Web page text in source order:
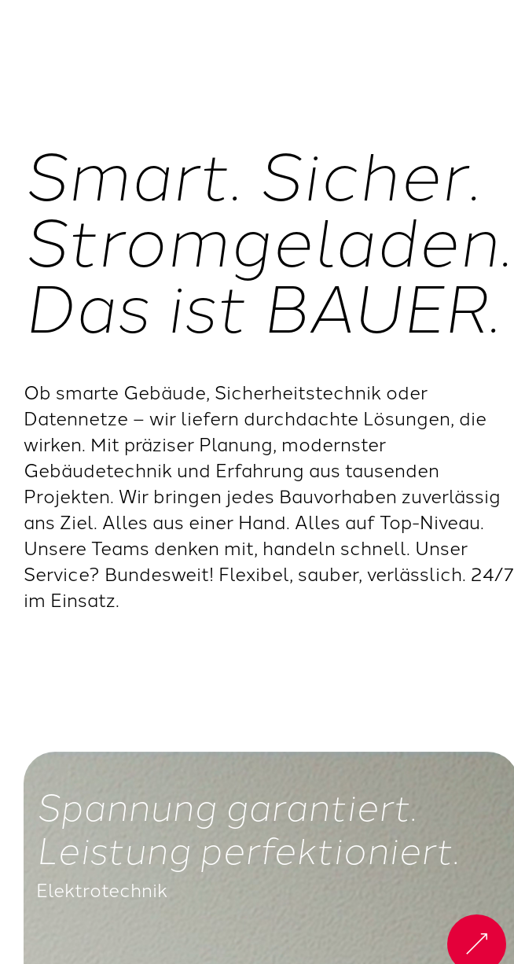
Smart. Sicher.
Stromgeladen.
Das ist BAUER.
Ob smarte Gebäude, Sicherheitstechnik oder
Datennetze – wir liefern durchdachte Lösungen, die
wirken. Mit präziser Planung, modernster
Gebäudetechnik und Erfahrung aus tausenden
Projekten. Wir bringen jedes Bauvorhaben zuverlässig
ans Ziel. Alles aus einer Hand. Alles auf Top-Niveau.
Unsere Teams denken mit, handeln schnell. Unser
Service? Bundesweit! Flexibel, sauber, verlässlich. 24/7
im Einsatz.
Spannung garantiert.
Leistung perfektioniert.
Elektrotechnik